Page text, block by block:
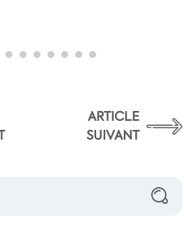
ARTICLE
SUIVANT